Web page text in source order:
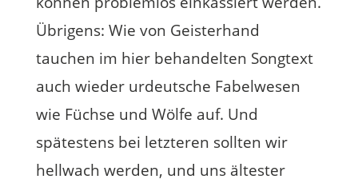
Übrigens: Wie von Geisterhand
tauchen im hier behandelten Songtext
auch wieder urdeutsche Fabelwesen
wie Füchse und Wölfe auf. Und
spätestens bei letzteren sollten wir
hellwach werden, und uns ältester